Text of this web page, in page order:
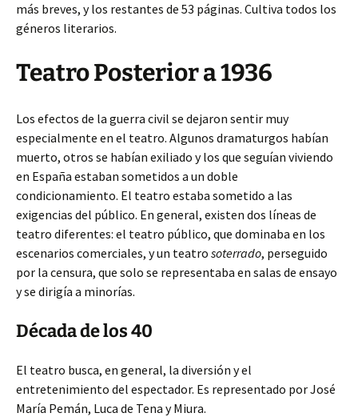
más breves, y los restantes de 53 páginas. Cultiva todos los
géneros literarios.
Teatro Posterior a 1936
Los efectos de la guerra civil se dejaron sentir muy
especialmente en el teatro. Algunos dramaturgos habían
muerto, otros se habían exiliado y los que seguían viviendo
en España estaban sometidos a un doble
condicionamiento. El teatro estaba sometido a las
exigencias del público. En general, existen dos líneas de
teatro diferentes: el teatro público, que dominaba en los
escenarios comerciales, y un teatro soterrado, perseguido
por la censura, que solo se representaba en salas de ensayo
y se dirigía a minorías.
Década de los 40
El teatro busca, en general, la diversión y el
entretenimiento del espectador. Es representado por José
María Pemán, Luca de Tena y Miura.